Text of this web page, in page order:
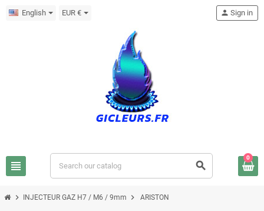
English EUR €
view_headline search
person Sign in
0
chevron_right INJECTEUR GAZ H7 / M6 / 9mm chevron_right ARISTON